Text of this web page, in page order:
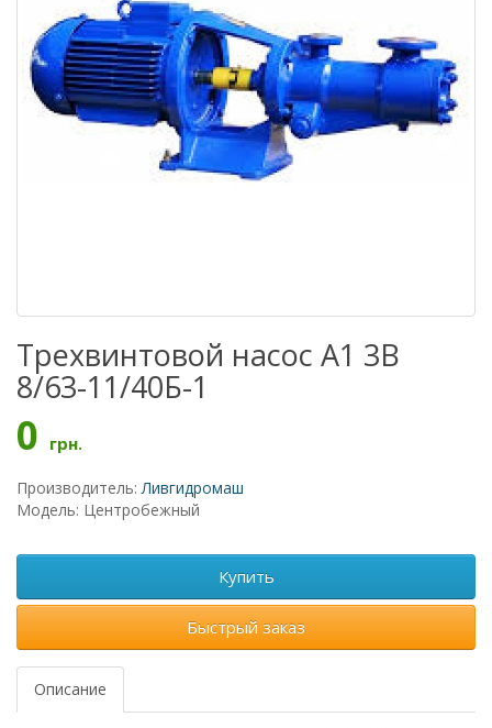
Трехвинтовой насос А1 3В
8/63-11/40Б-1
0 грн.
Производитель:Ливгидромаш
Модель: Центробежный
Купить
Быстрый заказ
Описание